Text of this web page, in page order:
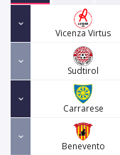
Vicenza Virtus
Sudtirol
Carrarese
Benevento